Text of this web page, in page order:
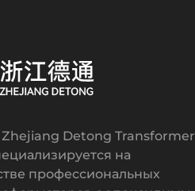
Detong Transformer
на
профессиональных